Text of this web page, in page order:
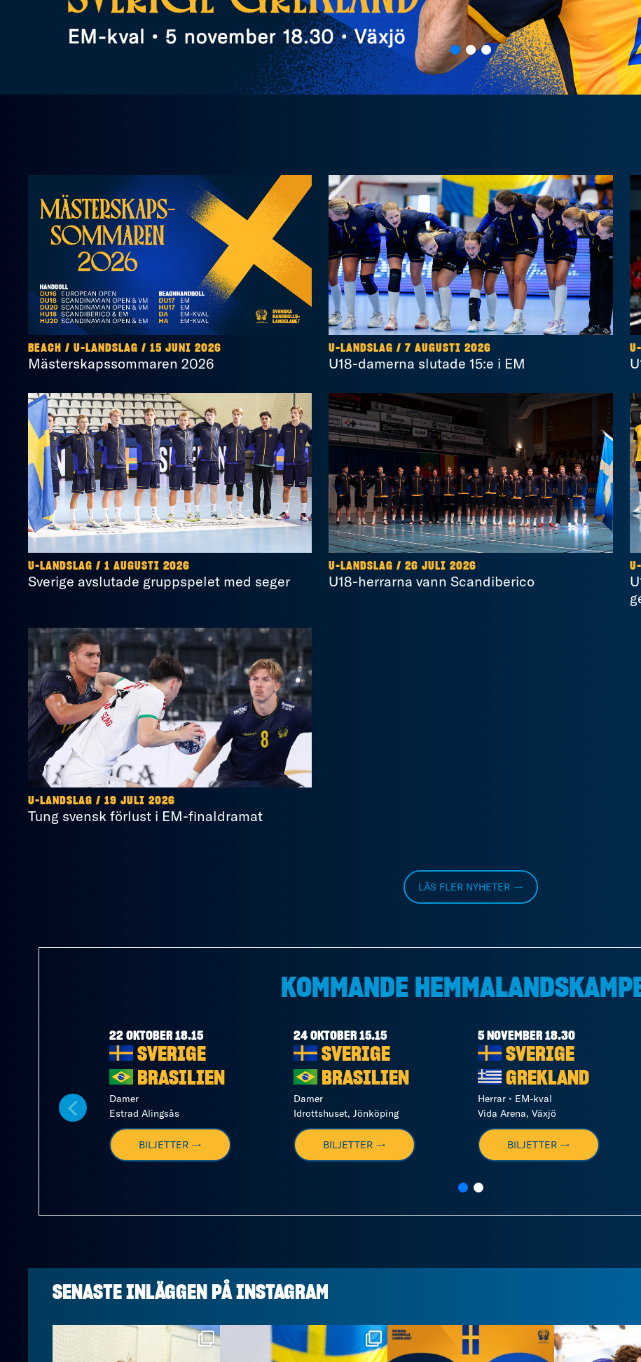
BEACH / U-LANDSLAG / 15 JUNI 2026
Mästerskapssommaren 2026
U-LANDSLAG /7 AUGUSTI 2026
U18-damerna slutade 15:e i EM
U-LANDSLAG / 1 AUGUSTI 2026
Sverige avslutade gruppspelet med seger
U-LANDSLAG /26 JULI 2026
U18-herrarna vann Scandiberico
U-LANDSLAG / 19 JULI 2026
Tung svensk förlust i EM-finaldramat
LÄS FLER NYHETER →
KOMMANDE
22 OKTOBER 18.15
SVERIGE
BRASILIEN
Damer
Estrad Alingsås
BILJETTER →
24 OKTOBER 15.15
SVERIGE
BRASILIEN
Damer
Idrottshuset, Jönköping
BILJETTER →
5 NOVEMBER 18.30
SVERIGE
GREKLAND
Herrar • EM-kval
Vida Arena, Växjö
BILJETTER →
SENASTE INLÄGGEN PÅINSTAGRAM
handbollslandslaget
handbollslandslaget
Aug 7